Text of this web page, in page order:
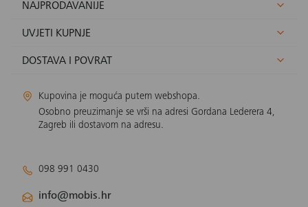
NAJPRODAVANIJE
UVJETI KUPNJE
DOSTAVA I POVRAT
Kupovina je moguća putem webshopa.
Osobno preuzimanje se vrši na adresi Gordana Lederera 4,
Zagreb ili dostavom na adresu.
098 991 0430
info@mobis.hr